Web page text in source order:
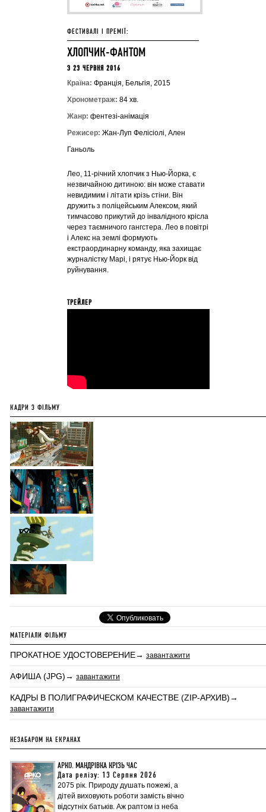
ФЕСТИВАЛІ І ПРЕМІЇ:
ХЛОПЧИК-ФАНТОМ
З 23 ЧЕРВНЯ 2016
Країна: Франція, Бельгія, 2015
Хронометраж: 84 хв.
Жанр: фентезі-анімація
Режисер: Жан-Луп Фелісіолі, Ален
Ганьоль
Лео, 11-річний хлопчик з Нью-Йорка, є
незвичайною дитиною: він може ставати
невидимим і літати крізь стіни. Він
дружить з поліцейським Алексом, який
тимчасово прикутий до інвалідного крісла
через таємничого гангстера. Лео в повітрі
і Алекс на землі формують
екстраординарну команду, яка захищає
журналістку Марі, і рятує Нью-Йорк від
руйнування.
ТРЕЙЛЕР
КАДРИ З ФІЛЬМУ
МАТЕРІАЛИ ФІЛЬМУ
ПРОКАТНОЕ УДОСТОВЕРЕНИЕ→ завантажити
АФИША (JPG)→ завантажити
КАДРЫ В ПОЛИГРАФИЧЕСКОМ КАЧЕСТВЕ (ZIP-АРХИВ)→
завантажити
НЕЗАБАРОМ НА ЕКРАНАХ
АРКО. МАНДРІВКА КРІЗЬ ЧАС
Дата релізу: 13 Серпня 2026
2075 рік. Природу душать пожежі, а
дітей виховують роботи замість вічно
відсутніх батьків. Аж раптом із неба